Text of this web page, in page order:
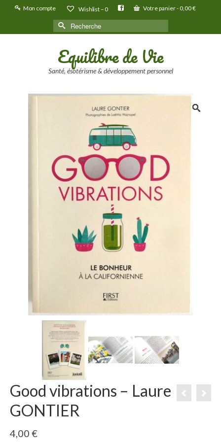
Mon compte Wishlist –0 Votre panier-0,00€
Rechercher :
Equilibre de Vie
Santé, ésotérisme & développement personnel
Good vibrations – Laure
GONTIER
4,00 €